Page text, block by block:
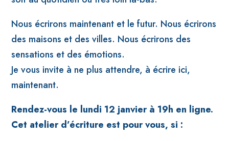
Nous écrirons maintenant et le futur. Nous écrirons
des maisons et des villes. Nous écrirons des
sensations et des émotions.
Je vous invite à ne plus attendre, à écrire ici,
maintenant.
Rendez-vous le lundi 12 janvier à 19h en ligne.
Cet atelier d’écriture est pour vous, si :